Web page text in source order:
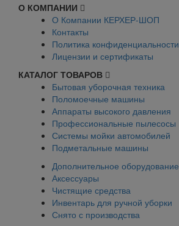
О КОМПАНИИ
О Компании КЕРХЕР-ШОП
Контакты
Политика конфиденциальности
Лицензии и сертификаты
КАТАЛОГ ТОВАРОВ
Бытовая уборочная техника
Поломоечные машины
Аппараты высокого давления
Профессиональные пылесосы
Системы мойки автомобилей
Подметальные машины
Дополнительное оборудование
Аксессуары
Чистящие средства
Инвентарь для ручной уборки
Снято с производства